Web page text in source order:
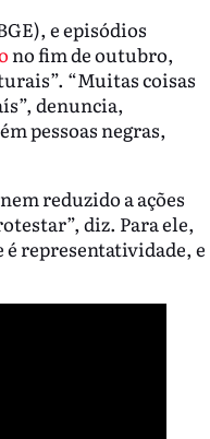
e episódios
no fim de outubro,
“Muitas coisas
denuncia,
pessoas negras,
reduzido a ações
diz. Para ele,
é representatividade, e